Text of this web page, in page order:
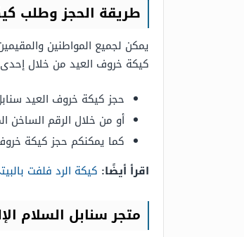
طريقة الحجز وطلب
يمكن لجميع المواطنين
كيكة خروف العيد من خلال إحدى
حجز كيكة خروف العيد
أو من خلال الرقم الساخن
كما يمكنكم حجز كيكة
اقرأ أيضًا: كيكة الرد فلفت بالبيتي كروكر ب 4
متجر سنابل السلام